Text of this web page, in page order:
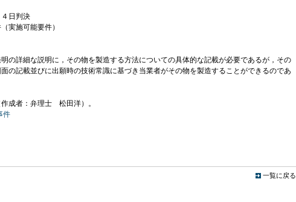
日判決
実施可能要件）
の詳細な説明に，その物を製造する方法についての具体的な記載が必要であるが，その
の記載並びに出願時の技術常識に基づき当業者がその物を製造することができるのであ
成者：弁理士 松田洋）。
件
一覧に戻る